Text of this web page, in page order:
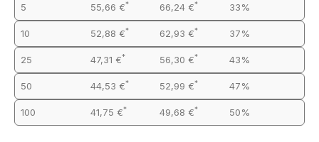
5 55,66 €* 66,24 €* 33%
10 52,88 €* 62,93 €* 37%
25 47,31 €* 56,30 €* 43%
50 44,53 €* 52,99 €* 47%
100 41,75 €* 49,68 €* 50%